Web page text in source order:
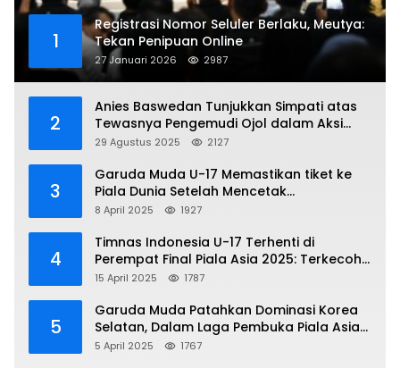
1
Registrasi Nomor Seluler Berlaku, Meutya:
Tekan Penipuan Online
27 Januari 2026 2987
2
Anies Baswedan Tunjukkan Simpati atas
Tewasnya Pengemudi Ojol dalam Aksi
Demo
29 Agustus 2025 2127
3
Garuda Muda U-17 Memastikan tiket ke
Piala Dunia Setelah Mencetak
Kemenangan Gemilang atas Yaman 4-1 di
8 April 2025 1927
4
Timnas Indonesia U-17 Terhenti di
Perempat Final Piala Asia 2025: Terkecoh
Korea Utara
15 April 2025 1787
5
Garuda Muda Patahkan Dominasi Korea
Selatan, Dalam Laga Pembuka Piala Asia
2025 U-17
5 April 2025 1767